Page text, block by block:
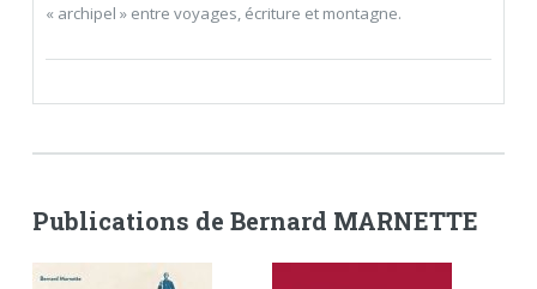
« archipel » entre voyages, écriture et montagne.
Publications de Bernard MARNETTE